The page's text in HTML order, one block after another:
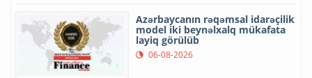
Azərbaycanın rəqəmsal idarəçilik
model iki beynəlxalq mükafata
layiq görülüb
06-08-2026